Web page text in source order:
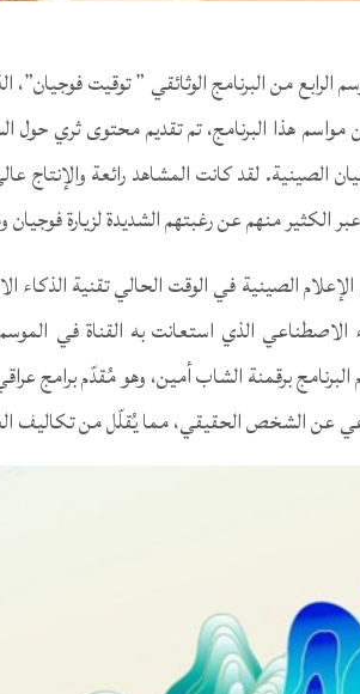
الرابع من البرنامج الوثائقي ” توقيت
من مواسم هذا البرنامج، تم تقديم محتوى ثري
الصينية. لقد كانت المشاهد رائعة والإنتاج
الكثير منهم عن رغبتهم الشديدة لزيارة
الصينية في الوقت الحالي تقنية
الاصطناعي الذي استعانت به القناة في
برقمنة الشاب أمين، وهو مُقدّم برامج
عن الشخص الحقيقي، مما يُقلّل من تكاليف